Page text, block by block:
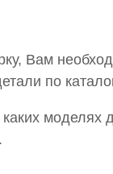
Вам
по
моделях